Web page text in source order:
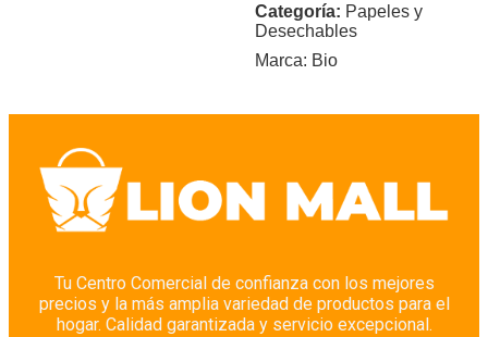
Categoría: Papeles y
Desechables
Marca: Bio
Tu Centro Comercial de confianza con los mejores
precios y la más amplia variedad de productos para el
hogar. Calidad garantizada y servicio excepcional.